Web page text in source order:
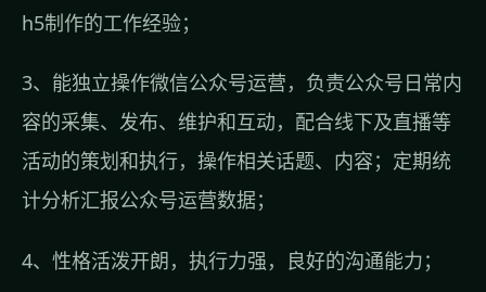
h5制作的工作经验；
3、能独立操作微信公众号运营，负责公众号日常内
容的采集、发布、维护和互动，配合线下及直播等
活动的策划和执行，操作相关话题、内容；定期统
计分析汇报公众号运营数据；
4、性格活泼开朗，执行力强，良好的沟通能力；